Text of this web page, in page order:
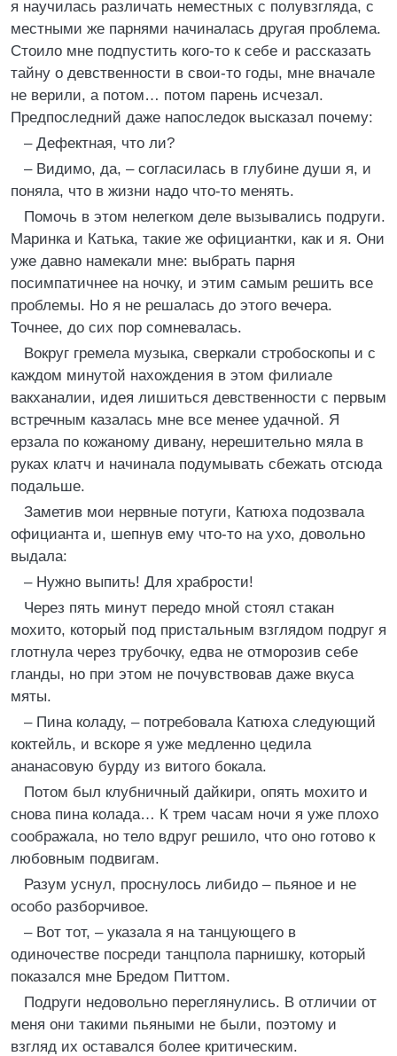
я научилась различать неместных с полувзгляда, с
местными же парнями начиналась другая проблема.
Стоило мне подпустить кого-то к себе и рассказать
тайну о девственности в свои-то годы, мне вначале
не верили, а потом… потом парень исчезал.
Предпоследний даже напоследок высказал почему:
– Дефектная, что ли?
– Видимо, да, – согласилась в глубине души я, и
поняла, что в жизни надо что-то менять.
Помочь в этом нелегком деле вызывались подруги.
Маринка и Катька, такие же официантки, как и я. Они
уже давно намекали мне: выбрать парня
посимпатичнее на ночку, и этим самым решить все
проблемы. Но я не решалась до этого вечера.
Точнее, до сих пор сомневалась.
Вокруг гремела музыка, сверкали стробоскопы и с
каждом минутой нахождения в этом филиале
вакханалии, идея лишиться девственности с первым
встречным казалась мне все менее удачной. Я
ерзала по кожаному дивану, нерешительно мяла в
руках клатч и начинала подумывать сбежать отсюда
подальше.
Заметив мои нервные потуги, Катюха подозвала
официанта и, шепнув ему что-то на ухо, довольно
выдала:
– Нужно выпить! Для храбрости!
Через пять минут передо мной стоял стакан
мохито, который под пристальным взглядом подруг я
глотнула через трубочку, едва не отморозив себе
гланды, но при этом не почувствовав даже вкуса
мяты.
– Пина коладу, – потребовала Катюха следующий
коктейль, и вскоре я уже медленно цедила
ананасовую бурду из витого бокала.
Потом был клубничный дайкири, опять мохито и
снова пина колада… К трем часам ночи я уже плохо
соображала, но тело вдруг решило, что оно готово к
любовным подвигам.
Разум уснул, проснулось либидо – пьяное и не
особо разборчивое.
– Вот тот, – указала я на танцующего в
одиночестве посреди танцпола парнишку, который
показался мне Бредом Питтом.
Подруги недовольно переглянулись. В отличии от
меня они такими пьяными не были, поэтому и
взгляд их оставался более критическим.